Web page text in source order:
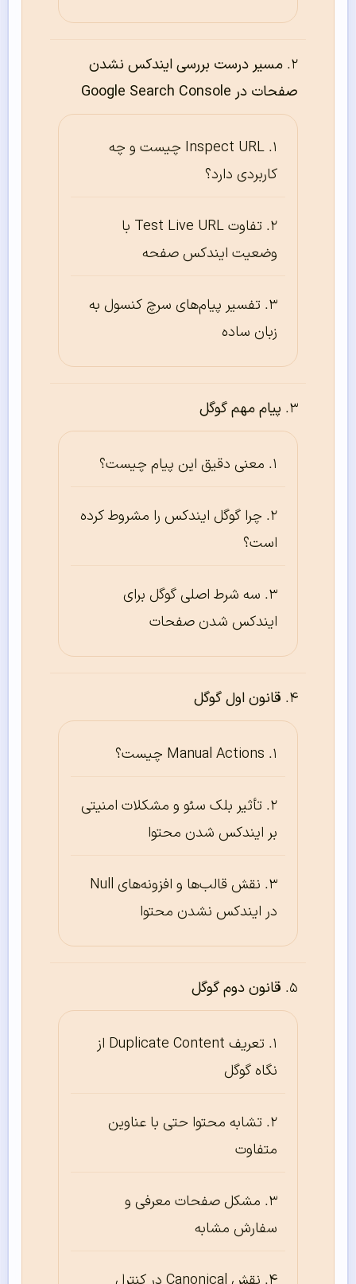
مسیر درست بررسی ایندکس نشدن
صفحات در Google Search Console
Inspect URL چیست و چه
کاربردی دارد؟
تفاوت Test Live URL با
وضعیت ایندکس صفحه
تفسیر پیام‌های سرچ کنسول به
زبان ساده
پیام مهم گوگل
معنی دقیق این پیام چیست؟
چرا گوگل ایندکس را مشروط کرده
است؟
سه شرط اصلی گوگل برای
ایندکس شدن صفحات
قانون اول گوگل
Manual Actions چیست؟
تأثیر بلک سئو و مشکلات امنیتی
بر ایندکس شدن محتوا
نقش قالب‌ها و افزونه‌های Null
در ایندکس نشدن محتوا
قانون دوم گوگل
تعریف Duplicate Content از
نگاه گوگل
تشابه محتوا حتی با عناوین
متفاوت
مشکل صفحات معرفی و
سفارش مشابه